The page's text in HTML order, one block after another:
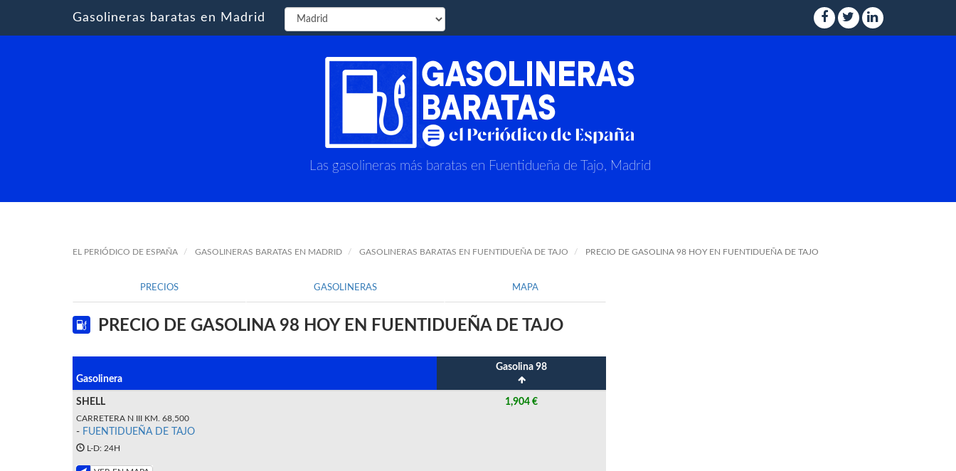
Gasolineras baratas en Madrid
Las gasolineras más baratas en Fuentidueña de Tajo, Madrid
EL PERIÓDICO DE ESPAÑA GASOLINERAS BARATAS EN MADRID GASOLINERAS BARATAS EN FUENTIDUEÑA DE TAJO PRECIO DE GASOLINA 98 HOY EN FUENTIDUEÑA DE TAJO
PRECIOS GASOLINERAS MAPA
PRECIO DE GASOLINA 98 HOY EN FUENTIDUEÑA DE TAJO
Gasolinera
Gasolina 98
SHELL
CARRETERA N III KM. 68,500
- FUENTIDUEÑA DE TAJO
L-D: 24H
1,904 €